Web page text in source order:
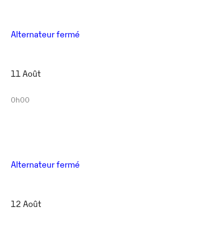
Alternateur fermé
11 Août
0h00
Alternateur fermé
12 Août